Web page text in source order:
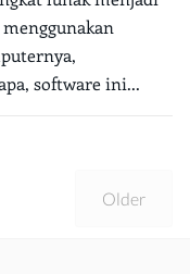
software ini...
Older